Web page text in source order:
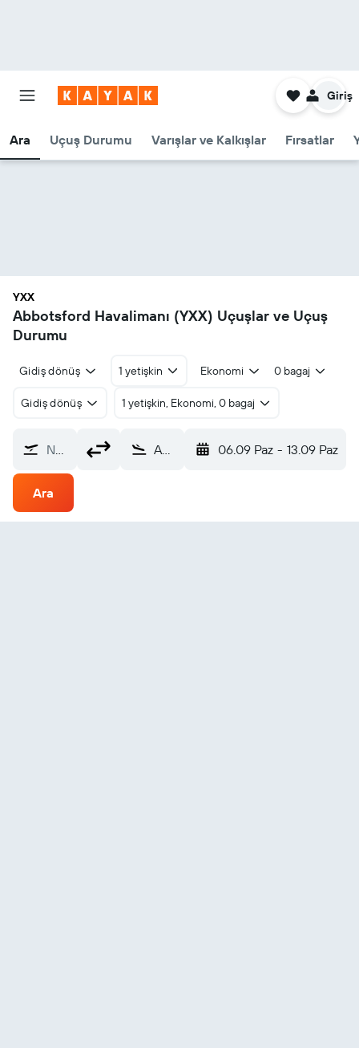
Ara Uçuş Durumu Varışlar ve Kalkışlar Fırsatlar
Giriş
YXX
Abbotsford Havalimanı (YXX) Uçuşlar ve Uçuş
Durumu
Gidiş dönüş 1 yetişkin Ekonomi 0 bagaj
Gidiş dönüş 1 yetişkin, Ekonomi, 0 bagaj
Nereden? Abbotsford (YXX) 06.09 Paz - 13.09 Paz
Ara